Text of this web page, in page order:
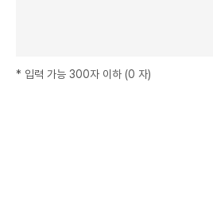
* 입력 가능 300자 이하 (0 자)